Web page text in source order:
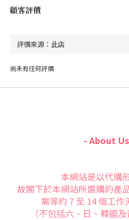
顧客評價
尚未有任何評價
- About
本網站是以代購
故閣下於本網站所選購的產
需等約 7 至 14 個工作
（不包括六、日、韓國及